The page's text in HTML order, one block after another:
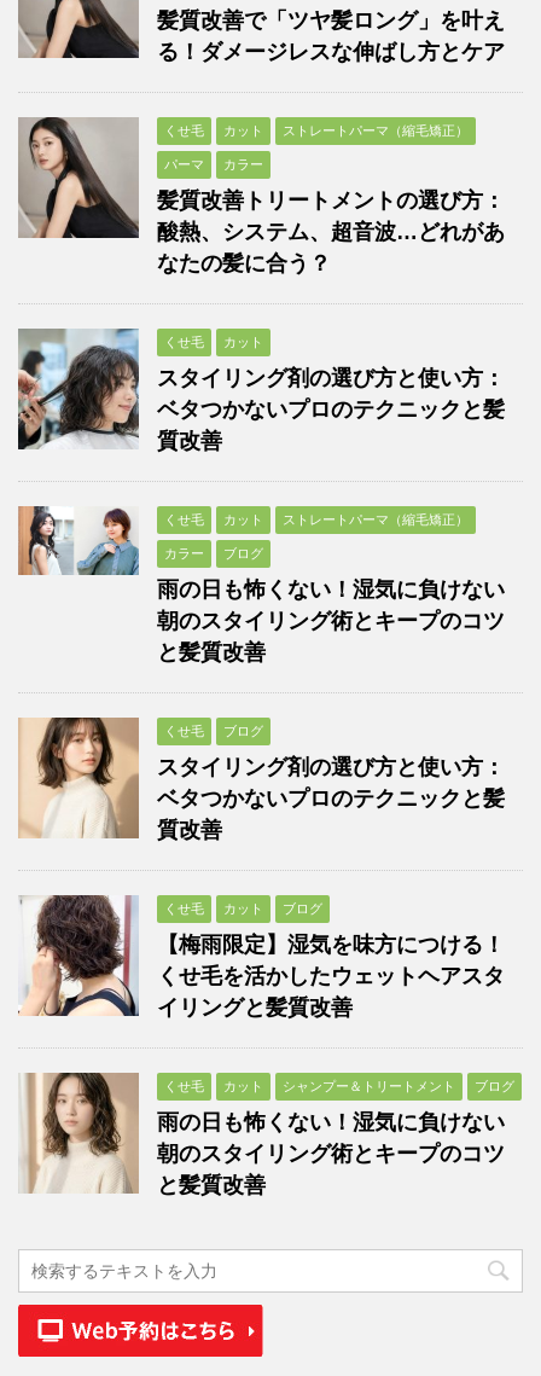
髪質改善で「ツヤ髪ロング」を叶え
る！ダメージレスな伸ばし方とケア
くせ毛 カット ストレートパーマ（縮毛矯正）
パーマ カラー
髪質改善トリートメントの選び方：
酸熱、システム、超音波…どれがあ
なたの髪に合う？
くせ毛 カット
スタイリング剤の選び方と使い方：
ベタつかないプロのテクニックと髪
質改善
くせ毛 カット ストレートパーマ（縮毛矯正）
カラー ブログ
雨の日も怖くない！湿気に負けない
朝のスタイリング術とキープのコツ
と髪質改善
くせ毛 ブログ
スタイリング剤の選び方と使い方：
ベタつかないプロのテクニックと髪
質改善
くせ毛 カット ブログ
【梅雨限定】湿気を味方につける！
くせ毛を活かしたウェットヘアスタ
イリングと髪質改善
くせ毛 カット シャンプー＆トリートメント ブログ
雨の日も怖くない！湿気に負けない
朝のスタイリング術とキープのコツ
と髪質改善